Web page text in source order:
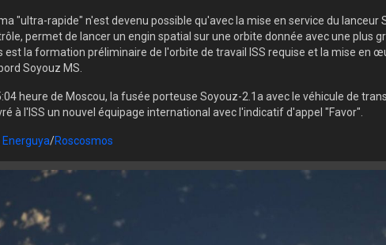
"ultra-rapide" n'est devenu possible qu'avec la mise en service du
permet de lancer un engin spatial sur une orbite donnée avec une plus
la formation préliminaire de l'orbite de travail ISS requise et la mise en
Soyouz MS.
heure de Moscou, la fusée porteuse Soyouz-2.1a avec le véhicule de
à l'ISS un nouvel équipage international avec l'indicatif d'appel "Favor".
Energuya/Roscosmos